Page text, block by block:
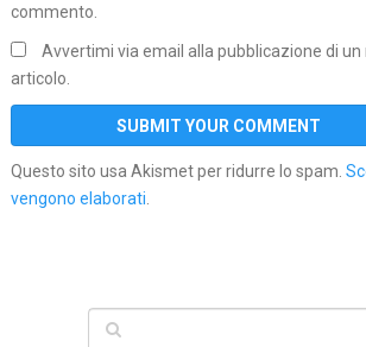
commento.
Avvertimi via email alla pubblicazione di un
articolo.
Questo sito usa Akismet per ridurre lo spam.
vengono elaborati.